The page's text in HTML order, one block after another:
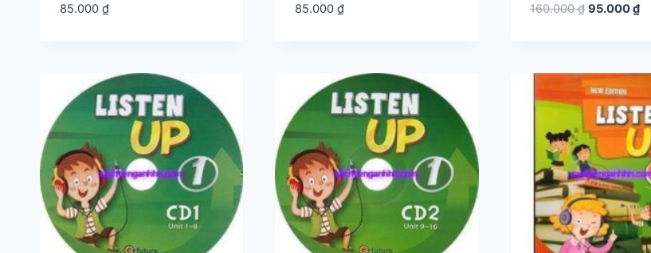
85.000 ₫ 85.000 ₫ 160.000₫ Giá
95.000₫Giá